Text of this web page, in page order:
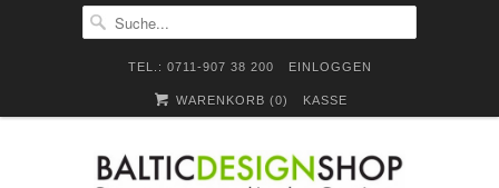
TEL.: 0711-907 38 200 EINLOGGEN
WARENKORB (0) KASSE